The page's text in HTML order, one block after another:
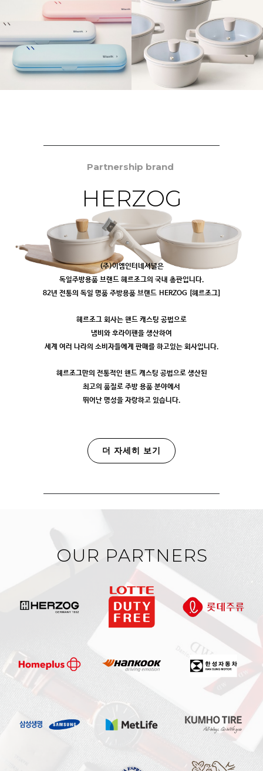
Partnership brand
HERZOG
(주)이엠인터네셔널은
독일주방용품 브랜드 헤르조그의 국내 총판입니다.
82년 전통의 독일 명품 주방용품 브랜드 HERZOG [헤르조그]
헤르조그 회사는 핸드 캐스팅 공법으로
냄비와 후라이팬을 생산하여
세계 여러 나라의 소비자들에게 판매를 하고있는 회사입니다.
헤르조그만의 전통적인 핸드 캐스팅 공법으로 생산된
최고의 품질로 주방 용품 분야에서
뛰어난 명성을 자랑하고 있습니다.
더 자세히 보기
OUR PARTNERS